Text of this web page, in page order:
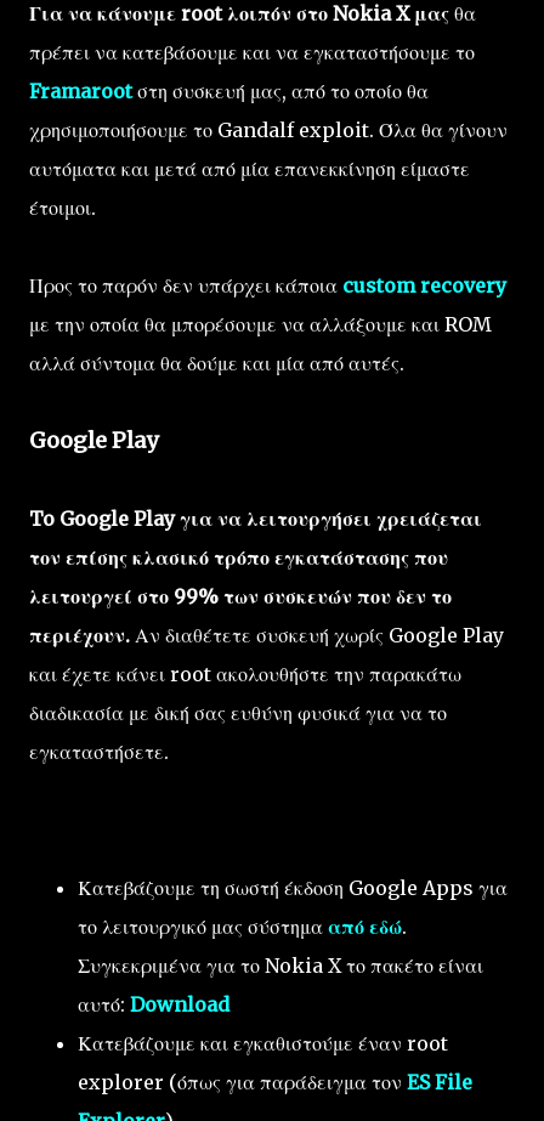
Για να κάνουμε root λοιπόν στο Nokia X μας θα
πρέπει να κατεβάσουμε και να εγκαταστήσουμε το
Framarootστη συσκευή μας, από το οποίο θα
χρησιμοποιήσουμε το Gandalf exploit. Όλα θα γίνουν
αυτόματα και μετά από μία επανεκκίνηση είμαστε
έτοιμοι.
Προς το παρόν δεν υπάρχει κάποια custom recovery
με την οποία θα μπορέσουμε να αλλάξουμε και ROM
αλλά σύντομα θα δούμε και μία από αυτές.
Google Play
To Google Play για να λειτουργήσει χρειάζεται
τον επίσης κλασικό τρόπο εγκατάστασης που
λειτουργεί στο 99% των συσκευών που δεν το
περιέχουν. Αν διαθέτετε συσκευή χωρίς Google Play
και έχετε κάνει root ακολουθήστε την παρακάτω
διαδικασία με δική σας ευθύνη φυσικά για να το
εγκαταστήσετε.
Κατεβάζουμε τη σωστή έκδοση Google Apps για
το λειτουργικό μας σύστημα από εδώ.
Συγκεκριμένα για το Nokia X το πακέτο είναι
αυτό: Download
Κατεβάζουμε και εγκαθιστούμε έναν root
explorer (όπως για παράδειγμα τον ES File